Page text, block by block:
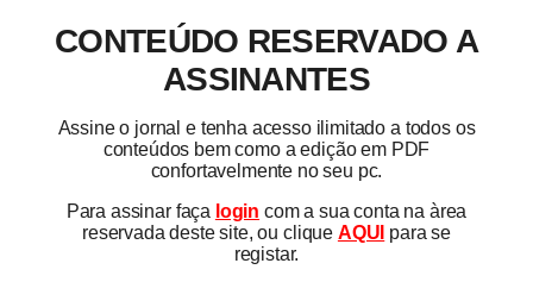
CONTEÚDO RESERVADO A
ASSINANTES
Assine o jornal e tenha acesso ilimitado a todos os
conteúdos bem como a edição em PDF
confortavelmente no seu pc.
Para assinar faça login com a sua conta na àrea
reservada deste site, ou clique AQUI para se
registar.